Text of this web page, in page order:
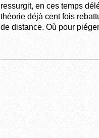
ressurgit, en ces temps
théorie déjà cent fois
de distance. Où pour